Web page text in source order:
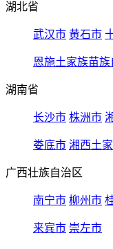
湖北省
武汉市 黄石市
恩施土家族苗族
湖南省
长沙市 株洲市
娄底市 湘西土
广西壮族自治区
南宁市 柳州市
来宾市 崇左市